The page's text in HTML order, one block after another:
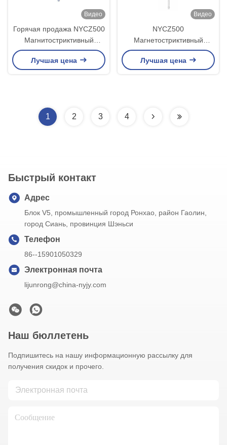
Видео
Горячая продажа NYCZ500
Магнитостриктивный
уровневой передатчик
Антенна форма кабель,
Лучшая цена
Видео
NYCZ500
Магнетостриктивный
высокоточностный
передатчик уровня для
Лучшая цена
1 2 3 4
Быстрый контакт
Адрес
Блок V5, промышленный город Ронхао, район Гаолин,
город Сиань, провинция Шэньси
Телефон
86--15901050329
Электронная почта
lijunrong@china-nyjy.com
Наш бюллетень
Подпишитесь на нашу информационную рассылку для
получения скидок и прочего.